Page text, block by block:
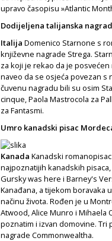
upravo časopisu »Atlantic
Dodijeljena talijanska
Italija Domenico Starnone s
književne nagrade Strega.
za koji je rekao da je
naveo da se osjeća povezan s
čuvenu nagradu bili su osim
cinque, Paola Mastrocola za
za Fantasmi.
Umro kanadski pisac
Kanada Kanadski
najpoznatijih kanadskih
Gursky was here i Barney's
Kanađana, a tijekom boravaka
načinu života. Rođen je u
Atwood, Alice Munro i Mihaela
poznatim i izvan domovine.
nagrade Commonwealtha.